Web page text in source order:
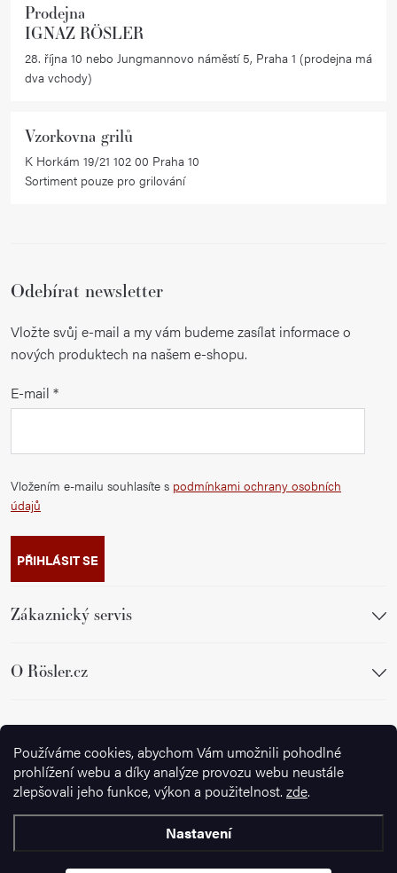
Používáme cookies, abychom Vám umožnili pohodlné
prohlížení webu a díky analýze provozu webu neustále
zlepšovali jeho funkce, výkon a použitelnost. zde.
Nastavení
Prodejna
IGNAZ RÖSLER
28. října 10 nebo Jungmannovo náměstí 5, Praha 1 (prodejna má
dva vchody)
Vzorkovna grilů
K Horkám 19/21 102 00 Praha 10
Sortiment pouze pro grilování
Odebírat newsletter
Vložte svůj e-mail a my vám budeme zasílat informace o
nových produktech na našem e-shopu.
E-mail
Vložením e-mailu souhlasíte s podmínkami ochrany osobních
údajů
PŘIHLÁSIT SE
Zákaznický servis
O Rösler.cz
Sledujte nás